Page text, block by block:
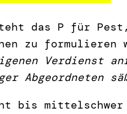
das P für
zu formulieren
Verdienst
Abgeordneten
bis mittelschwer